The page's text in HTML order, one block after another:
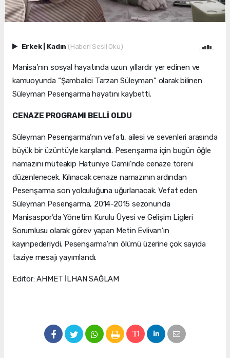
Erkek Kadın (Haberi Sesli Oku)
Manisa’nın sosyal hayatında uzun yıllardır yer edinen ve
kamuoyunda “Şambalici Tarzan Süleyman” olarak bilinen
Süleyman Pesenşarma hayatını kaybetti.
CENAZE PROGRAMI BELLİ OLDU
Süleyman Pesenşarma’nın vefatı, ailesi ve sevenleri arasında
büyük bir üzüntüyle karşılandı. Pesenşarma için bugün öğle
namazını müteakip Hatuniye Camii’nde cenaze töreni
düzenlenecek. Kılınacak cenaze namazının ardından
Pesenşarma son yolculuğuna uğurlanacak. Vefat eden
Süleyman Pesenşarma, 2014-2015 sezonunda
Manisaspor’da Yönetim Kurulu Üyesi ve Gelişim Ligleri
Sorumlusu olarak görev yapan Metin Evlivan’ın
kayınpederiydi. Pesenşarma'nın ölümü üzerine çok sayıda
taziye mesajı yayımlandı.
Editör: AHMET İLHAN SAĞLAM